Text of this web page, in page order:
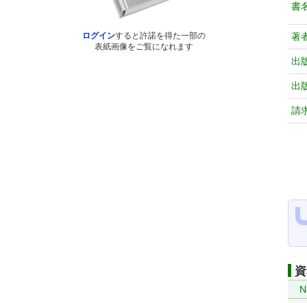
ログインすると許諾を得た一部の
表紙画像をご覧になれます
書
著
出
出
請